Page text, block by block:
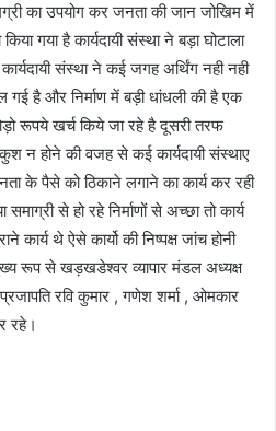
का उपयोग कर जनता की जान जोखिम में
किया गया है कार्यदायी संस्था ने बड़ा घोटाला
संस्था ने कई जगह अर्थिंग नही नही
है और निर्माण में बड़ी धांधली की है एक
रूपये खर्च किये जा रहे है दूसरी तरफ
न होने की वजह से कई कार्यदायी संस्थाए
के पैसे को ठिकाने लगाने का कार्य कर रही
से हो रहे निर्माणों से अच्छा तो कार्य
कार्य थे ऐसे कार्यो की निष्पक्ष जांच होनी
रूप से खड़खडेश्वर व्यापार मंडल अध्यक्ष
रवि कुमार , गणेश शर्मा , ओमकार
रहे।